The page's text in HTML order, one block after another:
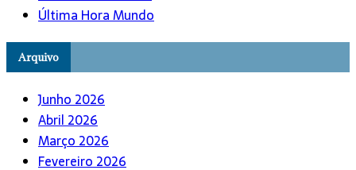
Última Hora Mundo
Arquivo
Junho 2026
Abril 2026
Março 2026
Fevereiro 2026